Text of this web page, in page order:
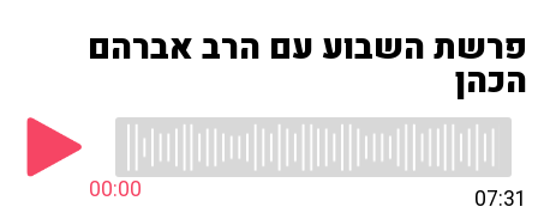
פרשת השבוע עם הרב אברהם
הכהן
00:00 07:31